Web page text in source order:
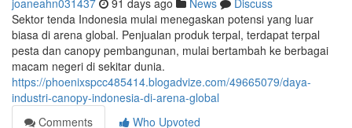
joaneahn031437 91 days ago News
Discuss
Sektor tenda Indonesia mulai menegaskan potensi yang luar
biasa di arena global. Penjualan produk terpal, terdapat terpal
pesta dan canopy pembangunan, mulai bertambah ke berbagai
macam negeri di sekitar dunia.
https://phoenixspcc485414.blogadvize.com/49665079/daya-
industri-canopy-indonesia-di-arena-global
Comments
Who Upvoted